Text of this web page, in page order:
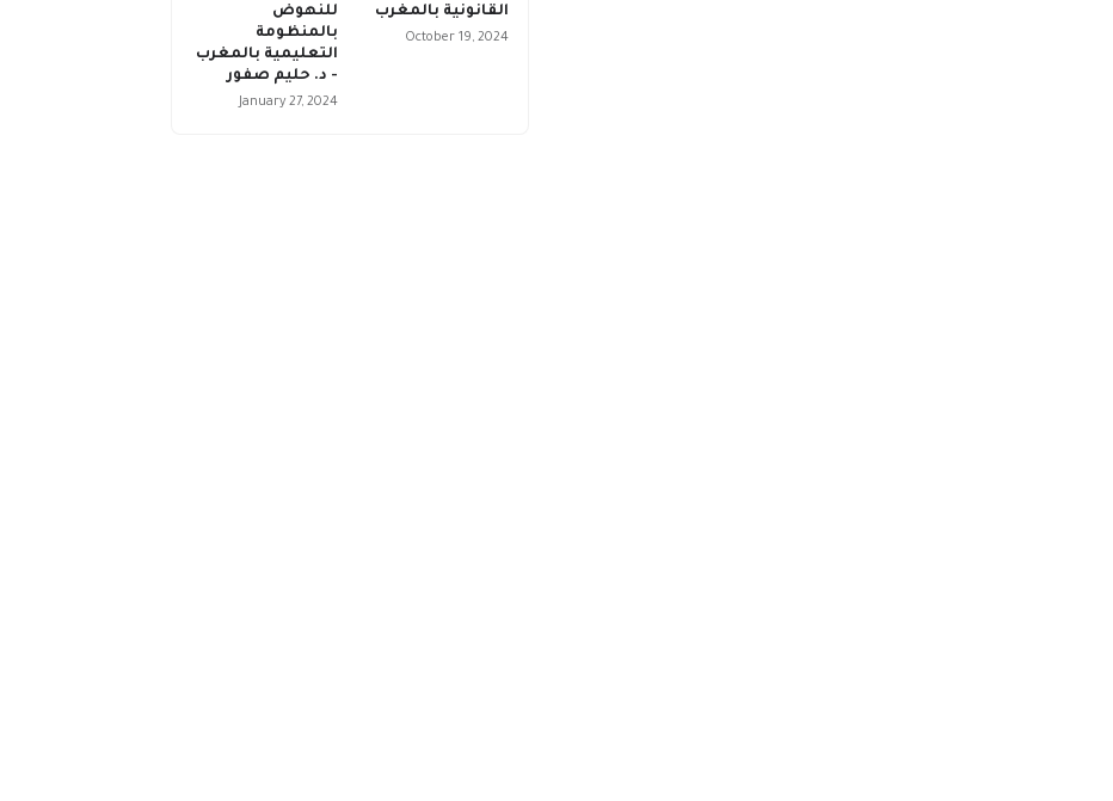
القانونية بالمغرب
October 19, 2024
للنهوض
بالمنظومة
التعليمية بالمغرب
- د. حليم صفور
January 27, 2024